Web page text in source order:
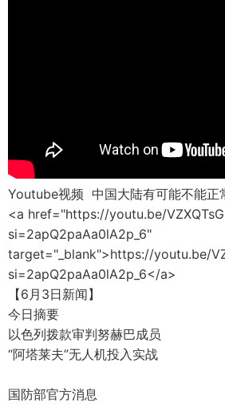
Youtube视频 中国大陆有可能不能正
<a href="https://youtu.be/
si=2apQ2paAa0lA2p_6"
target="_blank">https://youtu.be/
si=2apQ2paAa0lA2p_6</a>
【6月3日新闻】
今日摘要
以色列拨款审判努赫巴成员
“阿塔莱夫”无人机投入实战
国防部官方消息